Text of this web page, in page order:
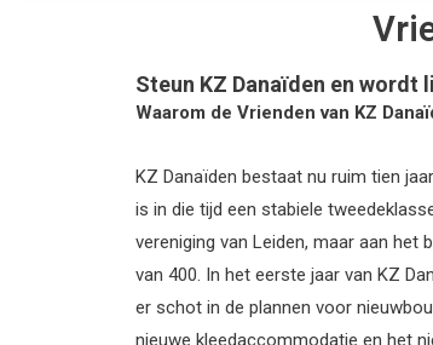
Steun KZ Danaïden en wordt
Waarom de Vrienden van KZ
KZ Danaïden bestaat nu ruim tien
is in die tijd een stabiele
vereniging van Leiden, maar aan
van 400. In het eerste jaar van KZ
er schot in de plannen voor
nieuwe kleedaccommodatie en het